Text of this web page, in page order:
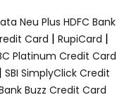
Neu Plus HDFC Bank
Card | RupiCard |
Platinum Credit Card
| SBI SimplyClick Credit
Buzz Credit Card